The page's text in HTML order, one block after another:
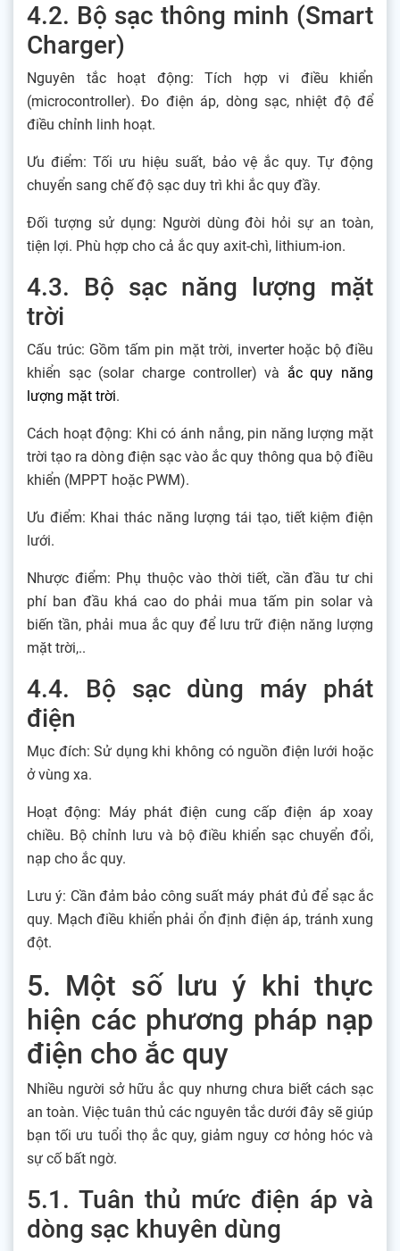
4.2. Bộ sạc thông minh (Smart
Charger)
Nguyên tắc hoạt động: Tích hợp vi điều khiển
(microcontroller). Đo điện áp, dòng sạc, nhiệt độ để
điều chỉnh linh hoạt.
Ưu điểm: Tối ưu hiệu suất, bảo vệ ắc quy. Tự động
chuyển sang chế độ sạc duy trì khi ắc quy đầy.
Đối tượng sử dụng: Người dùng đòi hỏi sự an toàn,
tiện lợi. Phù hợp cho cả ắc quy axit-chì, lithium-ion.
4.3. Bộ sạc năng lượng mặt
trời
Cấu trúc: Gồm tấm pin mặt trời, inverter hoặc bộ điều
khiển sạc (solar charge controller) và ắc quy năng
lượng mặt trời.
Cách hoạt động: Khi có ánh nắng, pin năng lượng mặt
trời tạo ra dòng điện sạc vào ắc quy thông qua bộ điều
khiển (MPPT hoặc PWM).
Ưu điểm: Khai thác năng lượng tái tạo, tiết kiệm điện
lưới.
Nhược điểm: Phụ thuộc vào thời tiết, cần đầu tư chi
phí ban đầu khá cao do phải mua tấm pin solar và
biến tần, phải mua ắc quy để lưu trữ điện năng lượng
mặt trời,..
4.4. Bộ sạc dùng máy phát
điện
Mục đích: Sử dụng khi không có nguồn điện lưới hoặc
ở vùng xa.
Hoạt động: Máy phát điện cung cấp điện áp xoay
chiều. Bộ chỉnh lưu và bộ điều khiển sạc chuyển đổi,
nạp cho ắc quy.
Lưu ý: Cần đảm bảo công suất máy phát đủ để sạc ắc
quy. Mạch điều khiển phải ổn định điện áp, tránh xung
đột.
5. Một số lưu ý khi thực
hiện các phương pháp nạp
điện cho ắc quy
Nhiều người sở hữu ắc quy nhưng chưa biết cách sạc
an toàn. Việc tuân thủ các nguyên tắc dưới đây sẽ giúp
bạn tối ưu tuổi thọ ắc quy, giảm nguy cơ hỏng hóc và
sự cố bất ngờ.
5.1. Tuân thủ mức điện áp và
dòng sạc khuyên dùng